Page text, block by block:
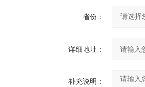
省份：
详细地址：
补充说明：